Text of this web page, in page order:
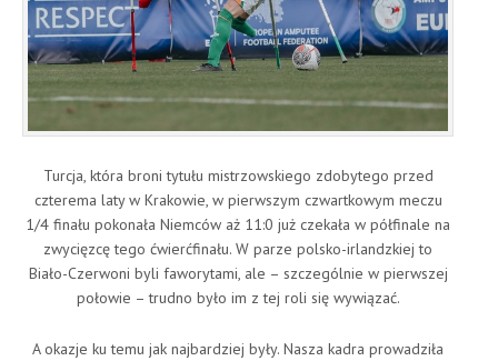
Turcja, która broni tytułu mistrzowskiego zdobytego przed
czterema laty w Krakowie, w pierwszym czwartkowym meczu
1/4 finału pokonała Niemców aż 11:0 już czekała w półfinale na
zwycięzcę tego ćwierćfinału. W parze polsko-irlandzkiej to
Biało-Czerwoni byli faworytami, ale – szczególnie w pierwszej
połowie – trudno było im z tej roli się wywiązać.
A okazje ku temu jak najbardziej były. Nasza kadra prowadziła